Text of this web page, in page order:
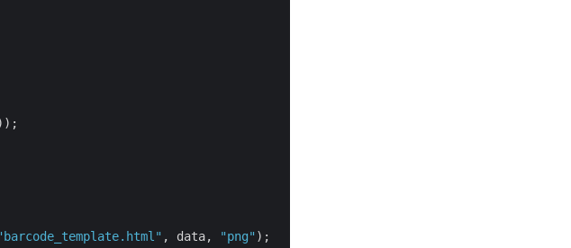
, data, "png" );